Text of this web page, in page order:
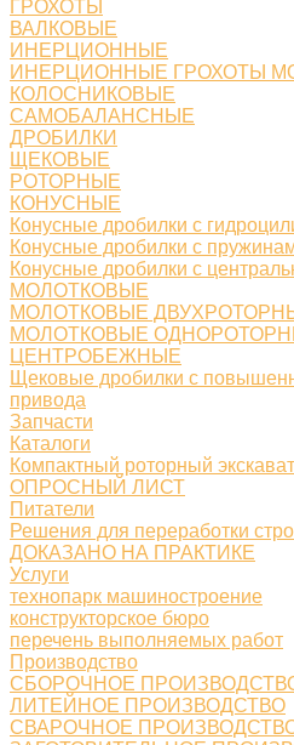
ГРОХОТЫ
ВАЛКОВЫЕ
ИНЕРЦИОННЫЕ
ИНЕРЦИОННЫЕ ГРОХОТЫ
КОЛОСНИКОВЫЕ
САМОБАЛАНСНЫЕ
ДРОБИЛКИ
ЩЕКОВЫЕ
РОТОРНЫЕ
КОНУСНЫЕ
Конусные дробилки с
Конусные дробилки с
Конусные дробилки с
МОЛОТКОВЫЕ
МОЛОТКОВЫЕ
МОЛОТКОВЫЕ
ЦЕНТРОБЕЖНЫЕ
Щековые дробилки с
привода
Запчасти
Каталоги
Компактный роторный
ОПРОСНЫЙ ЛИСТ
Питатели
Решения для переработки
ДОКАЗАНО НА ПРАКТИКЕ
Услуги
технопарк машиностроение
конструкторское бюро
перечень выполняемых работ
Производство
СБОРОЧНОЕ
ЛИТЕЙНОЕ ПРОИЗВОДСТВО
СВАРОЧНОЕ